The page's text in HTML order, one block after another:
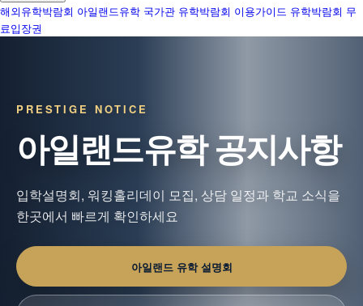
해외유학박람회 아일랜드유학 국가관 유학박람회 이용가이드 유학박람회 무
료입장권
PRESTIGE NOTICE
아일랜드유학 공지사항
입학설명회, 워킹홀리데이 모집, 상담 일정과 학교 소식을
한곳에서 빠르게 확인하세요
아일랜드 유학 설명회